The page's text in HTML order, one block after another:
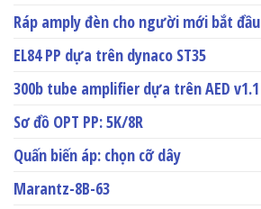
Ráp amply đèn cho người mới bắt đầu
EL84 PP dựa trên dynaco ST35
300b tube amplifier dựa trên AED v1.1
Sơ đồ OPT PP: 5K/8R
Quấn biến áp: chọn cỡ dây
Marantz-8B-63